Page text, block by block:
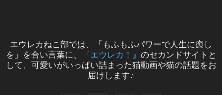
エウレカねこ部では、「もふもふパワーで人生に癒し
を」を合い言葉に、
『エウレカ！』 のセカンドサイトと
して、可愛いがいっぱい詰まった猫動画や猫の話題をお
届けします♪